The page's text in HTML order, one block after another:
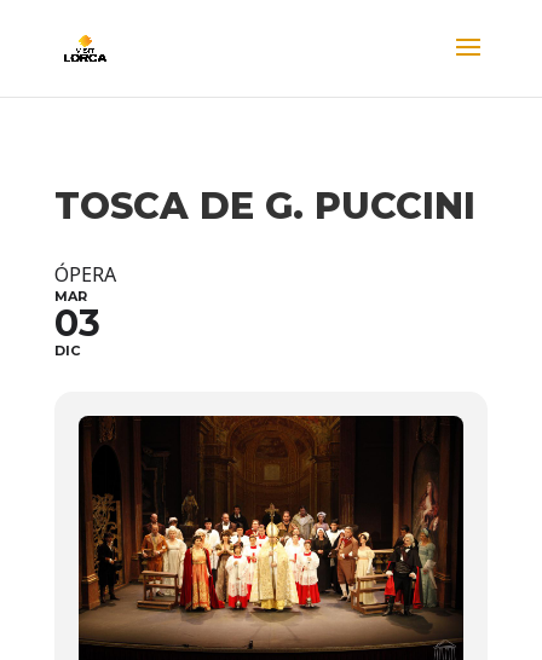
TOSCA DE G. PUCCINI
ÓPERA
MAR
03
DIC